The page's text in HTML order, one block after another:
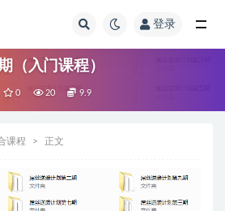
登录
（入门课程）
0 20 9.9
课程 正文